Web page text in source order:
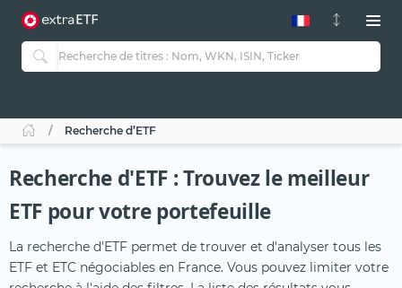
Recherche d’ETF
Recherche d'ETF : Trouvez le meilleur
ETF pour votre portefeuille
La recherche d'ETF permet de trouver et d'analyser tous les
ETF et ETC négociables en France. Vous pouvez limiter votre